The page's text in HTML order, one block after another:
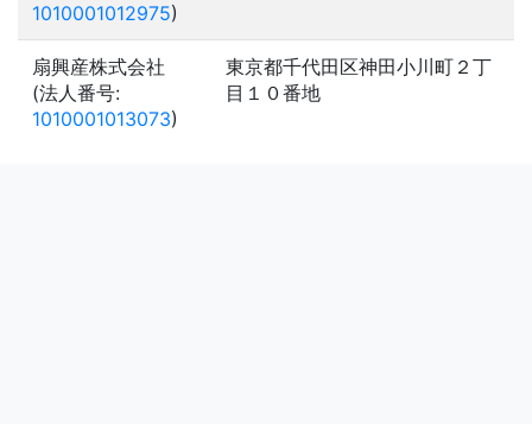
1010001012975)
扇興産株式会社
(法人番号:
1010001013073)
東京都千代田区神田小川町２丁
目１０番地